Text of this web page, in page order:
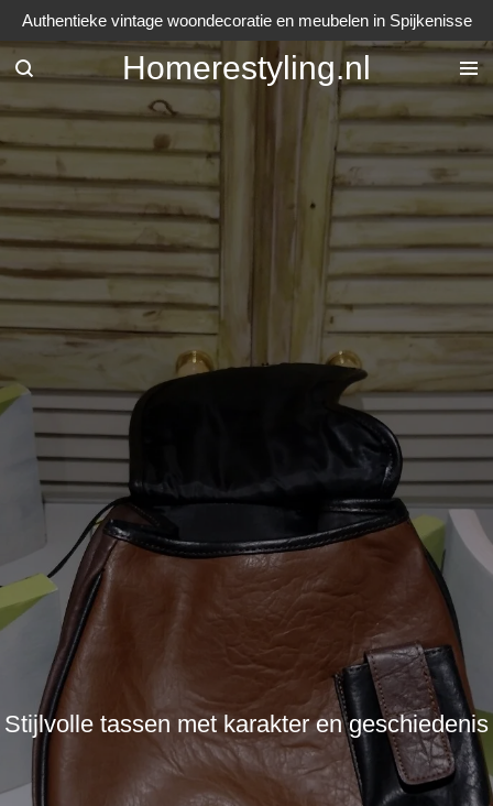
Ga
direct
naar
hoofdinhoud
Homerestyling.nl
Authentieke vintage woondecoratie en meubelen in Spijkenisse
Stijlvolle tassen met karakter en geschiedenis